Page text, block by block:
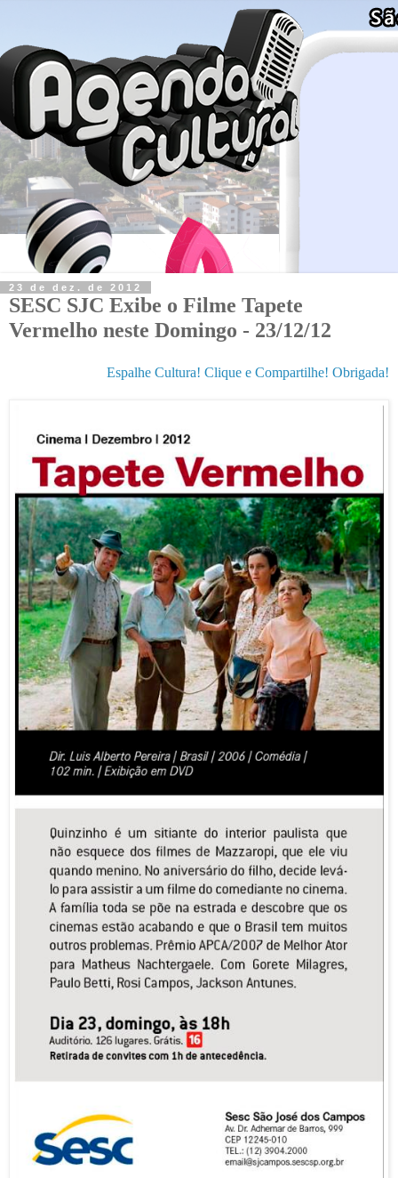
23 de dez. de 2012
SESC SJC Exibe o Filme Tapete
Vermelho neste Domingo - 23/12/12
Espalhe Cultura! Clique e Compartilhe! Obrigada!